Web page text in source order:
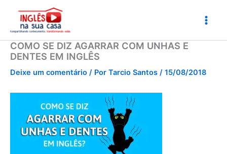
conteúdo
COMO SE DIZ AGARRAR COM UNHAS E
DENTES EM INGLÊS
Deixe um comentário / Por Tarcio Santos / 15/08/2018